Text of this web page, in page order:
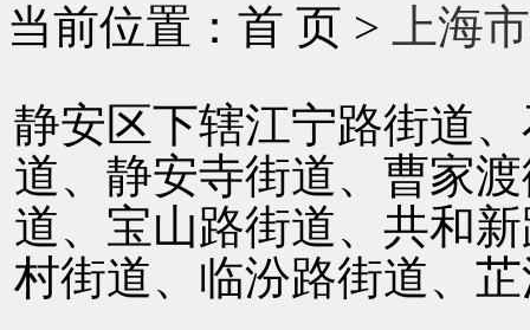
当前位置：首 页 >
上海
静安区下辖江宁路街道
道、静安寺街道、曹家
道、宝山路街道、共和
村街道、临汾路街道、